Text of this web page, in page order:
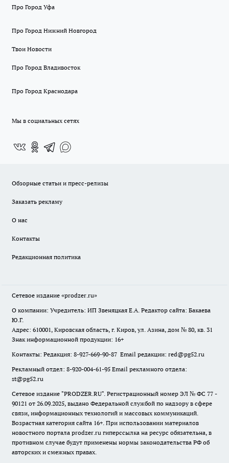
Про Город Уфа
Про Город Нижний Новгород
Твои Новости
Про Город Владивосток
Про Город Краснодара
Мы в социальных сетях
Обзорные статьи и пресс-релизы
Заказать рекламу
О нас
Контакты
Редакционная политика
Сетевое издание «prodzer.ru»
О компании: Учредитель: ИП Звеняцкая Е.А. Редактор сайта: Бакаева
Ю.Г.
Адрес: 610001, Кировская область, г. Киров, ул. Азина, дом № 80, кв. 31
Знак информационной продукции: 16+
Контакты: Редакция: 8-927-669-90-87 Email редакции: red@pg52.ru
Рекламный отдел: 8-920-004-61-95 Email рекламного отдела:
st@pg52.ru
Сетевое издание "PRODZER.RU". Регистрационный номер ЭЛ № ФС 77 -
90121 от 26.09.2025, выдано Федеральной службой по надзору в сфере
связи, информационных технологий и массовых коммуникаций.
Возрастная категория сайта 16+. При использовании материалов
новостного портала prodzer.ru гиперссылка на ресурс обязательна, в
противном случае будут применены нормы законодательства РФ об
авторских и смежных правах.